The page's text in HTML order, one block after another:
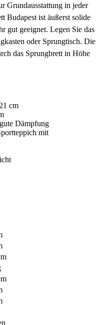
Grundausstattung in jeder
Budapest ist äußerst solide
gut geeignet. Legen Sie das
oder Sprungtisch. Die
das Sprungbrett in Höhe
cm
Dämpfung
mit